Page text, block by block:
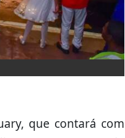
que contará com